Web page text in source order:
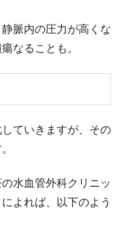
脈内の圧力が高くな
なることも。
ていきますが、その
水血管外科クリニッ
よれば、以下のよう